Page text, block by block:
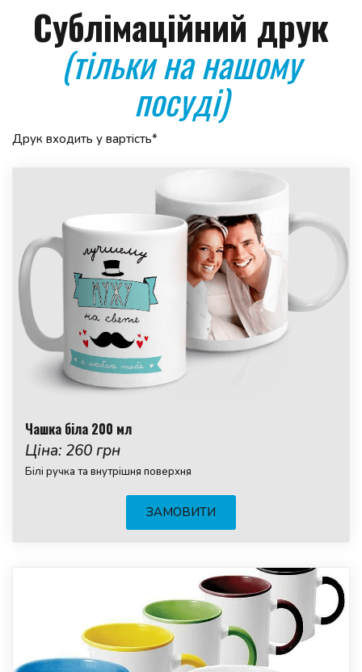
Сублімаційний друк
(тільки на нашому
посуді)
Друк входить у вартість*
Чашка біла 200 мл
Ціна: 260 грн
Білі ручка та внутрішня поверхня
ЗАМОВИТИ